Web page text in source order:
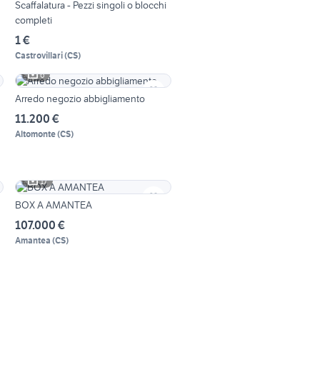
Scaffalatura - Pezzi singoli o blocchi
completi
1 €
Castrovillari(CS)
6
Arredo negozio abbigliamento
11.200 €
Altomonte(CS)
17
BOX A AMANTEA
107.000 €
Amantea (CS)